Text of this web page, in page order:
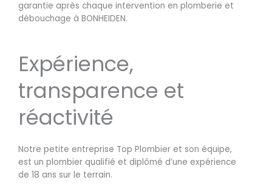
garantie après chaque intervention en plomberie et
débouchage à BONHEIDEN.
Expérience,
transparence et
réactivité
Notre petite entreprise Top Plombier et son équipe,
est un plombier qualifié et diplômé d’une expérience
de 18 ans sur le terrain.